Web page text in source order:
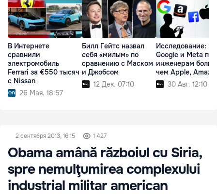
В Интернете
сравнили
электромобиль
Ferrari за €550 тысяч
с Nissan
26 Мая. 18:57
Билл Гейтс назвал
себя «милым» по
сравнению с Маском
и Джобсом
12 Дек. 07:10
Исследование:
Google и Meta
инженерам
чем Apple,
30 Авг. 12:10
2 сентября 2013, 16:15 1 427
Obama amână războiul cu Siria,
spre nemulţumirea complexului
industrial militar american